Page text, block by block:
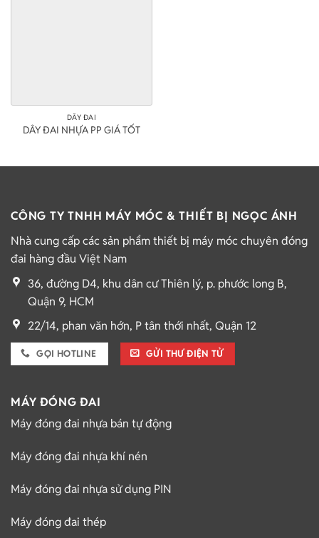
DÂY ĐAI
DÂY ĐAI NHỰA PP GIÁ TỐT
CÔNG TY TNHH MÁY MÓC & THIẾT BỊ NGỌC ÁNH
Nhà cung cấp các sản phẩm thiết bị máy móc chuyên đóng
đai hàng đầu Việt Nam
36, đường D4, khu dân cư Thiên lý, p. phước long B,
Quận 9, HCM
22/14, phan văn hớn, P tân thới nhất, Quận 12
GỌI HOTLINE GỬI THƯ ĐIỆN TỬ
MÁY ĐÓNG ĐAI
Máy đóng đai nhựa bán tự động
Máy đóng đai nhựa khí nén
Máy đóng đai nhựa sử dụng PIN
Máy đóng đai thép